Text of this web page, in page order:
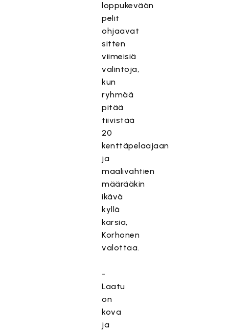
loppukevään
pelit
ohjaavat
sitten
viimeisiä
valintoja,
kun
ryhmää
pitää
tiivistää
20
kenttäpelaajaan
ja
maalivahtien
määrääkin
ikävä
kyllä
karsia,
Korhonen
valottaa.
-
Laatu
on
kova
ja